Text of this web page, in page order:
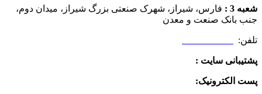
شعبه 3 :
فارس، شیراز، شهرک صنعتی بزرگ شیراز، میدان دوم،
جنب بانک صنعت و معدن
تلفن:
پشتیبانی سایت :
پست الکترونیک: